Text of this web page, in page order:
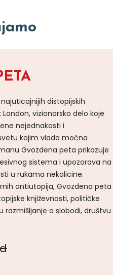
distopijskih
vizionarsko delo koje
nejednakosti i
kojim vlada moćna
Gvozdena peta prikazuje
sistema i upozorava na
u rukama nekolicine.
antiutopija, Gvozdena peta
književnosti, političke
razmišljanje o slobodi, društvu